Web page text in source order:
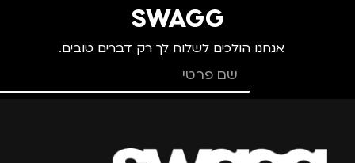
SWAGG
אנחנו הולכים לשלוח לך רק דברים טובים.